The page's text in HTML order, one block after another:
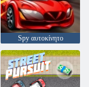
Spy αυτοκίνητο